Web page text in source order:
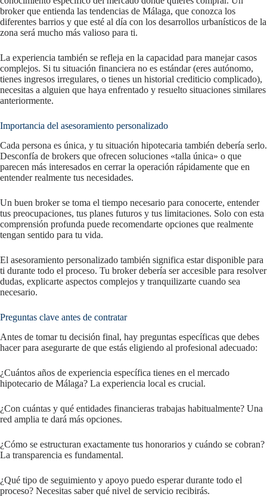
broker que entienda las tendencias de Málaga, que conozca los
diferentes barrios y que esté al día con los desarrollos urbanísticos de la
zona será mucho más valioso para ti.
La experiencia también se refleja en la capacidad para manejar casos
complejos. Si tu situación financiera no es estándar (eres autónomo,
tienes ingresos irregulares, o tienes un historial crediticio complicado),
necesitas a alguien que haya enfrentado y resuelto situaciones similares
anteriormente.
Importancia del asesoramiento personalizado
Cada persona es única, y tu situación hipotecaria también debería serlo.
Desconfía de brokers que ofrecen soluciones «talla única» o que
parecen más interesados en cerrar la operación rápidamente que en
entender realmente tus necesidades.
Un buen broker se toma el tiempo necesario para conocerte, entender
tus preocupaciones, tus planes futuros y tus limitaciones. Solo con esta
comprensión profunda puede recomendarte opciones que realmente
tengan sentido para tu vida.
El asesoramiento personalizado también significa estar disponible para
ti durante todo el proceso. Tu broker debería ser accesible para resolver
dudas, explicarte aspectos complejos y tranquilizarte cuando sea
necesario.
Preguntas clave antes de contratar
Antes de tomar tu decisión final, hay preguntas específicas que debes
hacer para asegurarte de que estás eligiendo al profesional adecuado:
¿Cuántos años de experiencia específica tienes en el mercado
hipotecario de Málaga? La experiencia local es crucial.
¿Con cuántas y qué entidades financieras trabajas habitualmente? Una
red amplia te dará más opciones.
¿Cómo se estructuran exactamente tus honorarios y cuándo se cobran?
La transparencia es fundamental.
¿Qué tipo de seguimiento y apoyo puedo esperar durante todo el
proceso? Necesitas saber qué nivel de servicio recibirás.